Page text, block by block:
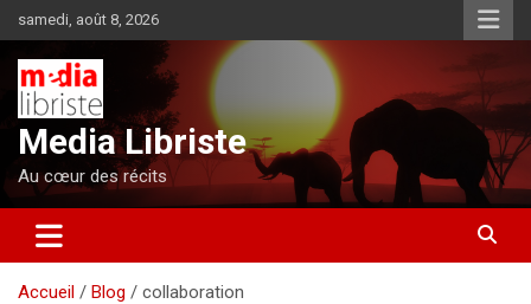
au
contenu
samedi, août 8, 2026
Media Libriste
Au cœur des récits
Accueil Blog collaboration